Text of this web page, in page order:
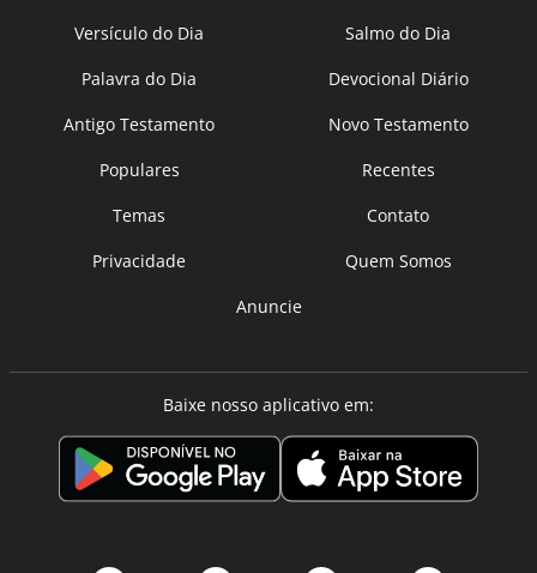
Versículo do Dia
Salmo do Dia
Palavra do Dia
Devocional Diário
Antigo Testamento
Novo Testamento
Populares
Recentes
Temas
Contato
Privacidade
Quem Somos
Anuncie
Baixe nosso aplicativo em: